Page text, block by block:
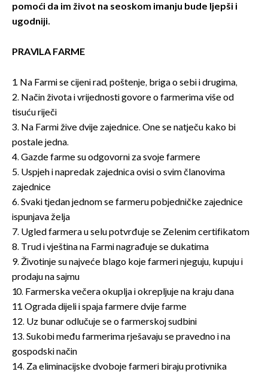
pomoći da im život na seoskom imanju bude ljepši i
ugodniji.
PRAVILA FARME
1. Na Farmi se cijeni rad, poštenje, briga o sebi i drugima,
2. Način života i vrijednosti govore o farmerima više od
tisuću riječi
3. Na Farmi žive dvije zajednice. One se natječu kako bi
postale jedna.
4. Gazde farme su odgovorni za svoje farmere
5. Uspjeh i napredak zajednica ovisi o svim članovima
zajednice
6. Svaki tjedan jednom se farmeru pobjedničke zajednice
ispunjava želja
7. Ugled farmera u selu potvrđuje se Zelenim certifikatom
8. Trud i vještina na Farmi nagrađuje se dukatima
9. Životinje su najveće blago koje farmeri njeguju, kupuju i
prodaju na sajmu
10. Farmerska večera okuplja i okrepljuje na kraju dana
11. Ograda dijeli i spaja farmere dvije farme
12. Uz bunar odlučuje se o farmerskoj sudbini
13. Sukobi među farmerima rješavaju se pravedno i na
gospodski način
14. Za eliminacijske dvoboje farmeri biraju protivnika